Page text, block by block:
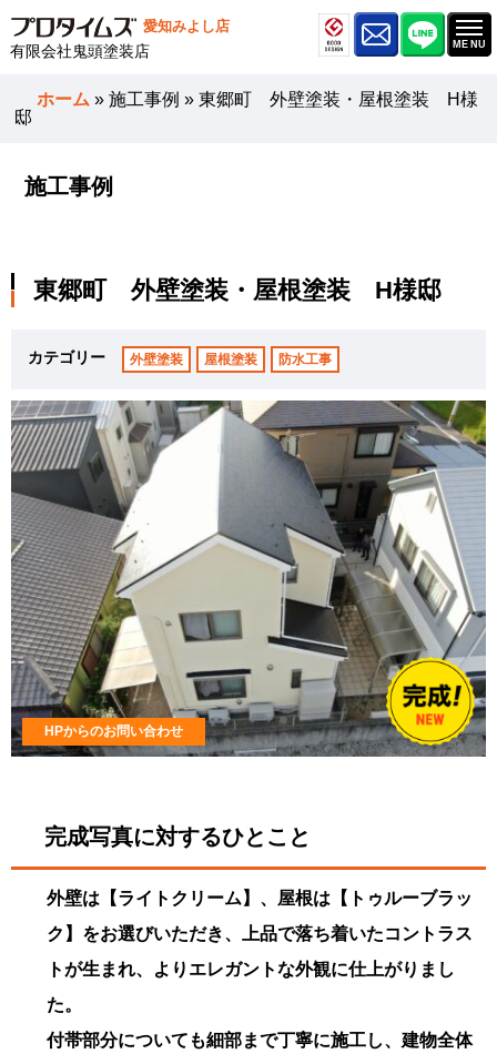
愛知みよし店
有限会社鬼頭塗装店
ホーム »施工事例 »東郷町 外壁塗装・屋根塗装 H様
邸
施工事例
東郷町 外壁塗装・屋根塗装 H様邸
カテゴリー 外壁塗装 屋根塗装 防水工事
HPからのお問い合わせ
完成写真に対するひとこと
外壁は【ライトクリーム】、屋根は【トゥルーブラッ
ク】をお選びいただき、上品で落ち着いたコントラス
トが生まれ、よりエレガントな外観に仕上がりまし
た。
付帯部分についても細部まで丁寧に施工し、建物全体